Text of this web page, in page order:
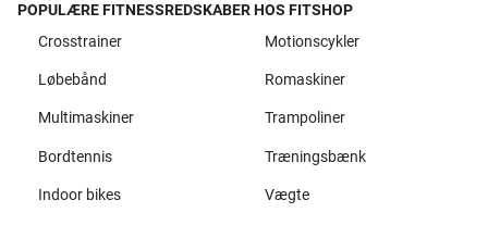
POPULÆRE FITNESSREDSKABER HOS FITSHOP
Crosstrainer
Motionscykler
Løbebånd Romaskiner
Multimaskiner Trampoliner
Bordtennis Træningsbænk
Indoor bikes Vægte